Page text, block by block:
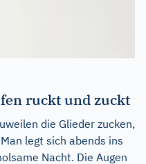
ruckt und zuckt
die Glieder zucken,
legt sich abends ins
Nacht. Die Augen